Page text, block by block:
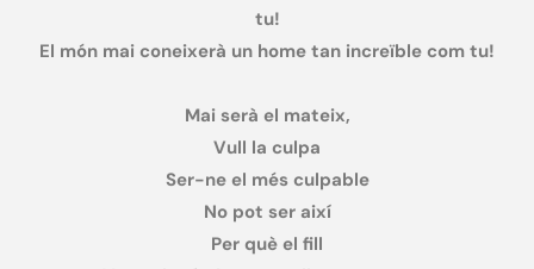
tu!
El món mai coneixerà un home tan increïble com tu!
Mai serà el mateix,
Vull la culpa
Ser-ne el més culpable
No pot ser així
Per què el fill